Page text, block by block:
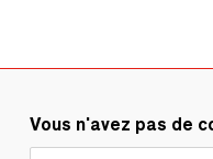
Vous n'avez pas de